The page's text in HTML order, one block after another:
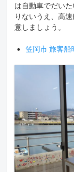
は自動車でだい
りないうえ、高
意しましょう。
笠岡市 旅客船